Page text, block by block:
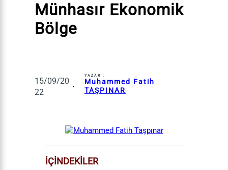
Münhasır Ekonomik
Bölge
15/09/20
22
YAZAR :
Muhammed Fatih
TAŞPINAR
İÇİNDEKİLER